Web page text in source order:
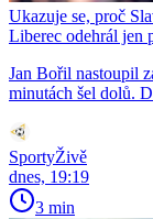
Ukazuje se, proč
Liberec odehrál jen
Jan Bořil nastoupil
minutách šel dolů.
SportyŽivě
dnes, 19:19
3 min